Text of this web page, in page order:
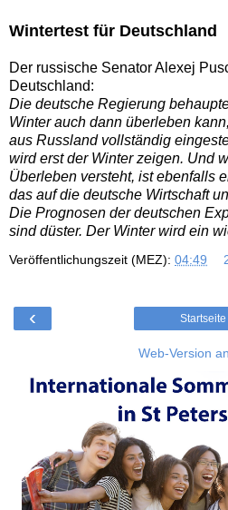
Wintertest für Deutschland
Der russische Senator Alexej
Deutschland:
Die deutsche Regierung
Winter auch dann überleben
aus Russland vollständig
wird erst der Winter zeigen. Und
Überleben versteht, ist ebenfalls
das auf die deutsche Wirtschaft
Die Prognosen der deutschen
sind düster. Der Winter wird ein
Veröffentlichungszeit (MEZ): 04:49
‹ Startseite
Web-Version